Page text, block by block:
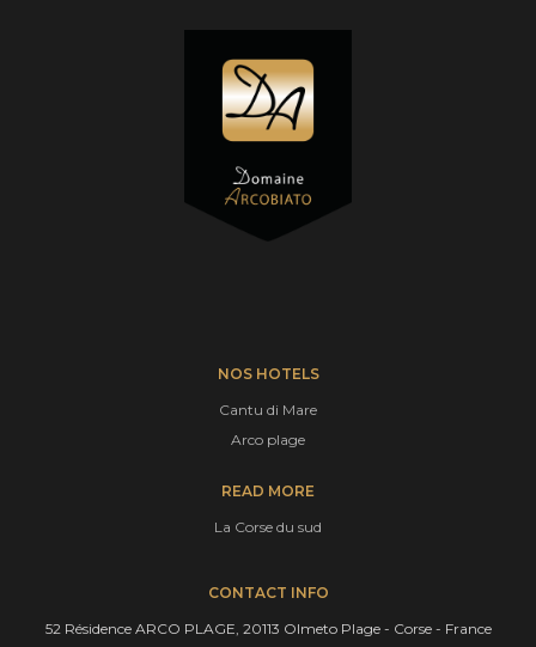
NOS HOTELS
Cantu di Mare
Arco plage
READ MORE
La Corse du sud
CONTACT INFO
52 Résidence ARCO PLAGE, 20113 Olmeto Plage - Corse - France